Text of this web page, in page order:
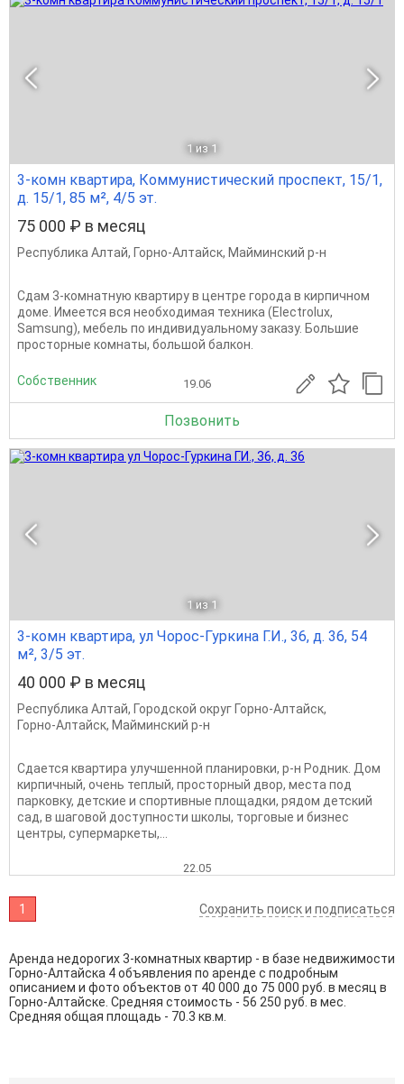
1 из 1
3-комн квартира, Коммунистический проспект, 15/1,
д. 15/1, 85 м², 4/5 эт.
75 000 ₽ в месяц
Республика Алтай, Горно-Алтайск, Майминский р-н
Сдам 3-комнатную квартиру в центре города в кирпичном
доме. Имеется вся необходимая техника (Еlесtrоluх,
Sаmsung), мебель по индивидуальному заказу. Большие
просторные комнаты, большой балкон.
Собственник 19.06
Позвонить
1 из 1
3-комн квартира, ул Чорос-Гуркина Г.И., 36, д. 36, 54
м², 3/5 эт.
40 000 ₽ в месяц
Республика Алтай, Городской округ Горно-Алтайск,
Горно-Алтайск, Майминский р-н
Сдается квартира улучшенной планировки, р-н Родник. Дом
кирпичный, очень теплый, просторный двор, места под
парковку, детские и спортивные площадки, рядом детский
сад, в шаговой доступности школы, торговые и бизнес
центры, супермаркеты,...
22.05
1 Сохранить поиск и подписаться
Аренда недорогих 3-комнатных квартир - в базе недвижимости
Горно-Алтайска 4 объявления по аренде с подробным
описанием и фото объектов от 40 000 до 75 000 руб. в месяц в
Горно-Алтайске. Средняя стоимость - 56 250 руб. в мес.
Средняя общая площадь - 70.3 кв.м.